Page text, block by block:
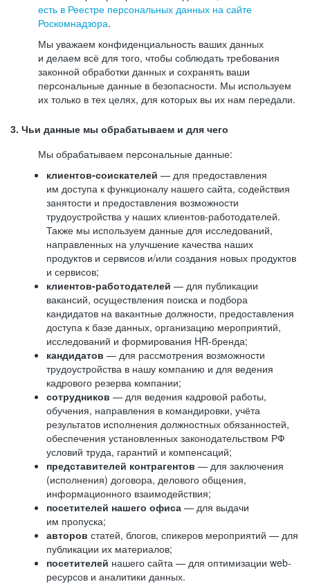
есть в Реестре персональных данных на сайте
Роскомнадзора.
Мы уважаем конфиденциальность ваших данных
и делаем всё для того, чтобы соблюдать требования
законной обработки данных и сохранять ваши
персональные данные в безопасности. Мы используем
их только в тех целях, для которых вы их нам передали.
3. Чьи данные мы обрабатываем и для чего
Мы обрабатываем персональные данные:
клиентов-соискателей — для предоставления
им доступа к функционалу нашего сайта, содействия
занятости и предоставления возможности
трудоустройства у наших клиентов-работодателей.
Также мы используем данные для исследований,
направленных на улучшение качества наших
продуктов и сервисов и/или создания новых продуктов
и сервисов;
клиентов-работодателей — для публикации
вакансий, осуществления поиска и подбора
кандидатов на вакантные должности, предоставления
доступа к базе данных, организацию мероприятий,
исследований и формирования HR-бренда;
кандидатов — для рассмотрения возможности
трудоустройства в нашу компанию и для ведения
кадрового резерва компании;
сотрудников — для ведения кадровой работы,
обучения, направления в командировки, учёта
результатов исполнения должностных обязанностей,
обеспечения установленных законодательством РФ
условий труда, гарантий и компенсаций;
представителей контрагентов — для заключения
(исполнения) договора, делового общения,
информационного взаимодействия;
посетителей нашего офиса — для выдачи
им пропуска;
авторов статей, блогов, спикеров мероприятий — для
публикации их материалов;
посетителей нашего сайта — для оптимизации web-
ресурсов и аналитики данных.